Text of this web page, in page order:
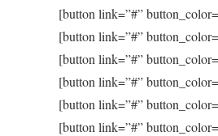
[button link=”#”
[button link=”#”
[button link=”#”
[button link=”#”
[button link=”#”
[button link=”#”